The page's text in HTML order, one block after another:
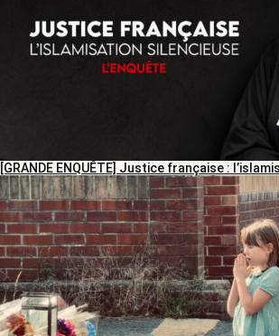
[GRANDE ENQUÊTE] Justice française :